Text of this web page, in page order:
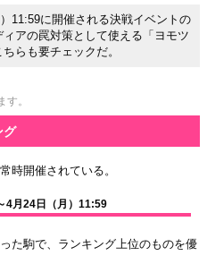
11:59に開催される決戦イベントの
アの罠対策として使える「ヨモツ
らも要チェックだ。
。
グ
時開催されている。
4月24日（月）11:59
た駒で、ランキング上位のものを優